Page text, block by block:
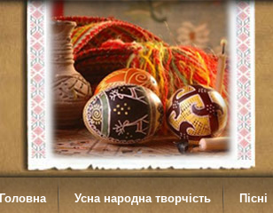
Головна Усна народна творчість Пісні